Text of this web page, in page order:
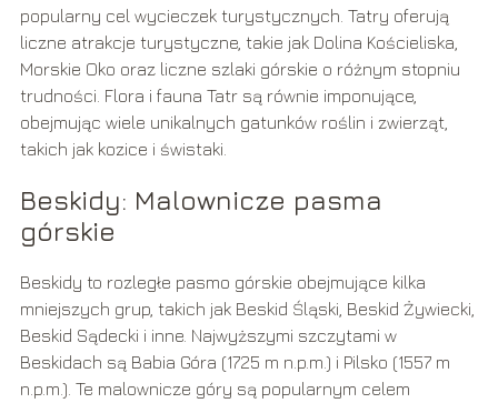
popularny cel wycieczek turystycznych. Tatry oferują
liczne atrakcje turystyczne, takie jak Dolina Kościeliska,
Morskie Oko oraz liczne szlaki górskie o różnym stopniu
trudności. Flora i fauna Tatr są równie imponujące,
obejmując wiele unikalnych gatunków roślin i zwierząt,
takich jak kozice i świstaki.
Beskidy: Malownicze pasma
górskie
Beskidy to rozległe pasmo górskie obejmujące kilka
mniejszych grup, takich jak Beskid Śląski, Beskid Żywiecki,
Beskid Sądecki i inne. Najwyższymi szczytami w
Beskidach są Babia Góra (1725 m n.p.m.) i Pilsko (1557 m
n.p.m.). Te malownicze góry są popularnym celem